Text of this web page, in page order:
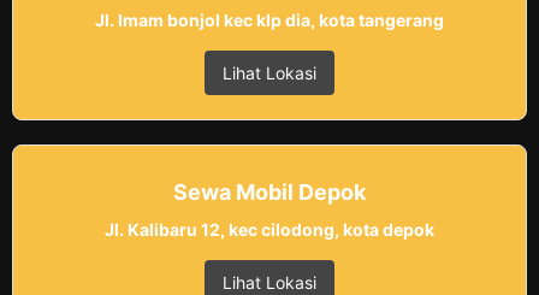
Jl. Imam bonjol kec klp dia, kota tangerang
Lihat Lokasi
Sewa Mobil Depok
Jl. Kalibaru 12, kec cilodong, kota depok
Lihat Lokasi